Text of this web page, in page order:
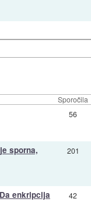
Sporočila
56
sporna, 201
enkripcija 42